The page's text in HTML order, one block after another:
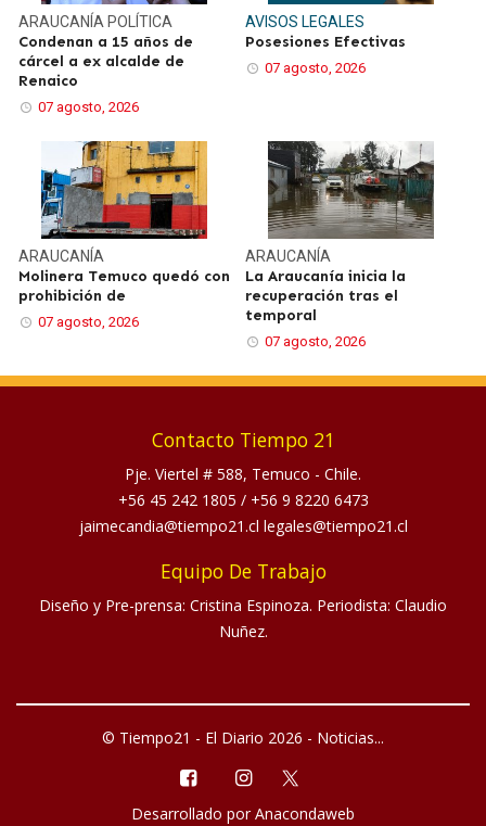
ARAUCANÍA POLÍTICA
Condenan a 15 años de
cárcel a ex alcalde de
Renaico
07 agosto, 2026
AVISOS LEGALES
Posesiones Efectivas
07 agosto, 2026
ARAUCANÍA
Molinera Temuco quedó con
prohibición de
07 agosto, 2026
ARAUCANÍA
La Araucanía inicia la
recuperación tras el
temporal
07 agosto, 2026
Contacto Tiempo 21
Pje. Viertel # 588, Temuco - Chile.
+56 45 242 1805 / +56 9 8220 6473
jaimecandia@tiempo21.cl legales@tiempo21.cl
Equipo De Trabajo
Diseño y Pre-prensa: Cristina Espinoza. Periodista: Claudio
Nuñez.
© Tiempo21 - El Diario 2026 - Noticias...
Desarrollado por Anacondaweb